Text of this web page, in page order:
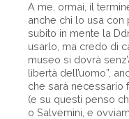
A me, ormai, il
anche chi lo usa con
subito in mente la
usarlo, ma credo di
museo si dovrà
libertà dell’uomo”,
che sarà necessario
(e su questi penso
o Salvemini, e